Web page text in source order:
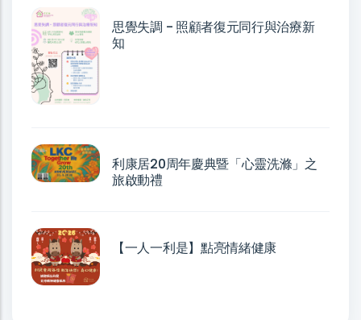
思覺失調 - 照顧者復元同行與治療新
知
利康居20周年慶典暨「心靈洗滌」之
旅啟動禮
【一人一利是】點亮情緒健康